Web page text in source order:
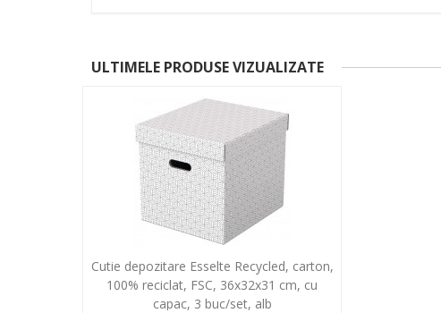
ULTIMELE PRODUSE VIZUALIZATE
Cutie depozitare Esselte Recycled, carton,
100% reciclat, FSC, 36x32x31 cm, cu
capac, 3 buc/set, alb